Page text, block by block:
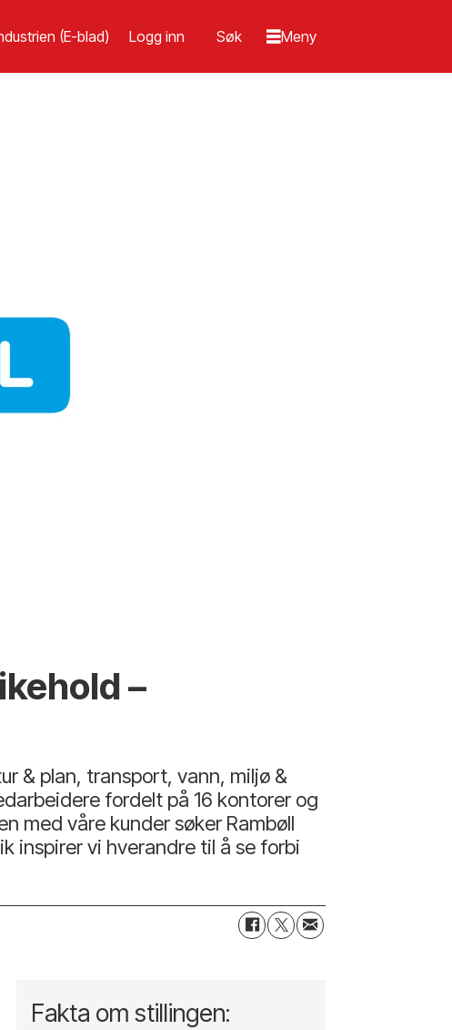
(E-blad) Logg inn
–
& plan, transport, vann, miljø &
fordelt på 16 kontorer og
med våre kunder søker Rambøll
inspirer vi hverandre til å se forbi
Fakta om stillingen: